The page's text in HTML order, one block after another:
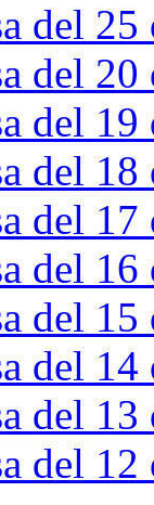
del
del
del
del
del
del
del
del
del
del